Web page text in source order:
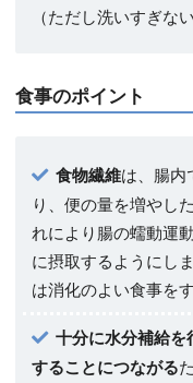
（ただし洗いすぎな
食事のポイント
食物繊維は、腸内
り、便の量を増やし
れにより腸の蠕動運
に摂取するようにし
は消化のよい食事を
十分に水分補給を
することにつながる